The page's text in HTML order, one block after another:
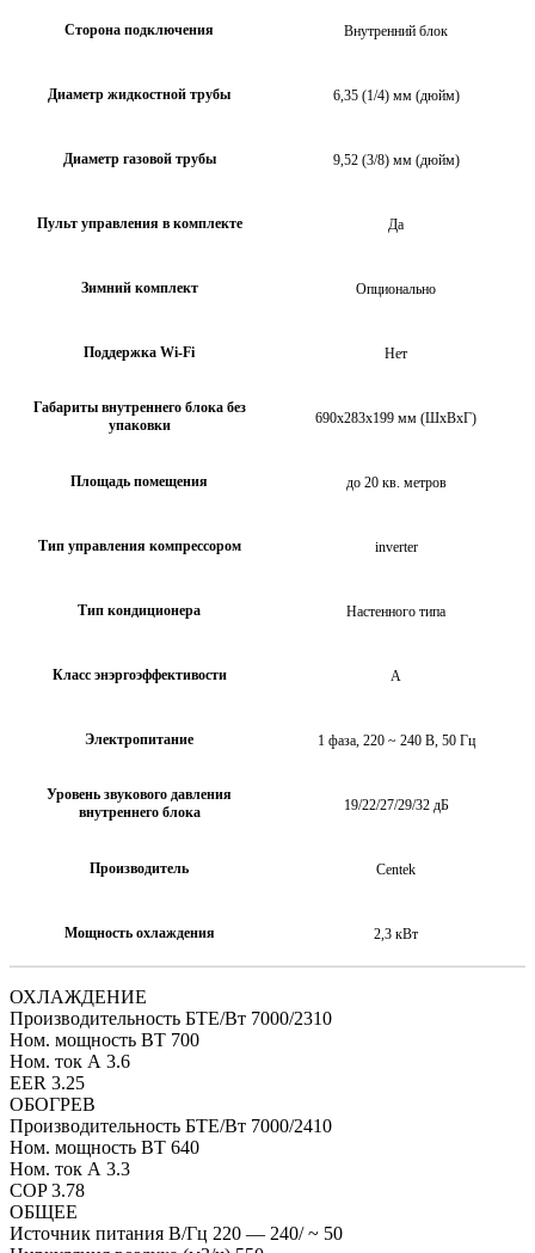
Сторона подключения Внутренний блок
Диаметр жидкостной трубы 6,35 (1/4) мм (дюйм)
Диаметр газовой трубы 9,52 (3/8) мм (дюйм)
Пульт управления в комплекте Да
Зимний комплект Опционально
Поддержка Wi-Fi Нет
Габариты внутреннего блока без
упаковки
690x283x199 мм (ШхВхГ)
Площадь помещения до 20 кв. метров
Тип управления компрессором inverter
Тип кондиционера Настенного типа
Класс энэргоэффективости А
Электропитание 1 фаза, 220 ~ 240 В, 50 Гц
Уровень звукового давления
внутреннего блока
19/22/27/29/32 дБ
Производитель Centek
Мощность охлаждения 2,3 кВт
ОХЛАЖДЕНИЕ
Производительность БТЕ/Вт 7000/2310
Ном. мощность ВТ 700
Ном. ток А 3.6
EER 3.25
ОБОГРЕВ
Производительность БТЕ/Вт 7000/2410
Ном. мощность ВТ 640
Ном. ток А 3.3
COP 3.78
ОБЩЕЕ
Источник питания В/Гц 220 — 240/ ~ 50